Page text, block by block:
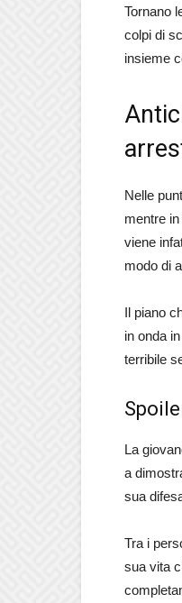
Tornano
colpi di
insieme
Nelle
mentre
viene
modo di
Il piano
in onda
terribile
La
a
sua
Tra i
sua vita